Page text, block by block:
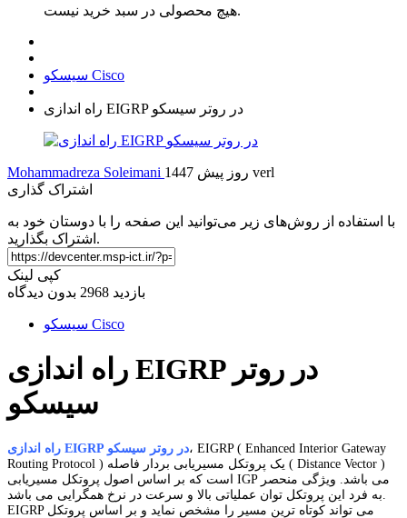
هیچ محصولی در سبد خرید نیست.
سیسکو Cisco
راه اندازی EIGRP در روتر سیسکو
Mohammadreza Soleimani
verl
اشتراک گذاری
با استفاده از روش‌های زیر می‌توانید این صفحه را با دوستان خود به
اشتراک بگذارید.
کپی لینک
بازدید 2968
بدون دیدگاه
سیسکو Cisco
راه اندازی EIGRP در روتر
سیسکو
راه اندازی EIGRP در روتر سیسکو، EIGRP ( Enhanced Interior Gateway
Routing Protocol ) یک پروتکل مسیریابی بردار فاصله ( Distance Vector )
است که بر اساس اصول پروتکل مسیریابی IGP می باشد. ویژگی منحصر
به فرد این پروتکل توان عملیاتی بالا و سرعت در نرخ همگرایی می باشد.
EIGRP می تواند کوتاه ترین مسیر را مشخص نماید و بر اساس پروتکل